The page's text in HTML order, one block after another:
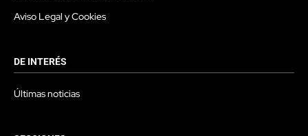
Aviso Legal y Cookies
DE INTERÉS
Últimas noticias